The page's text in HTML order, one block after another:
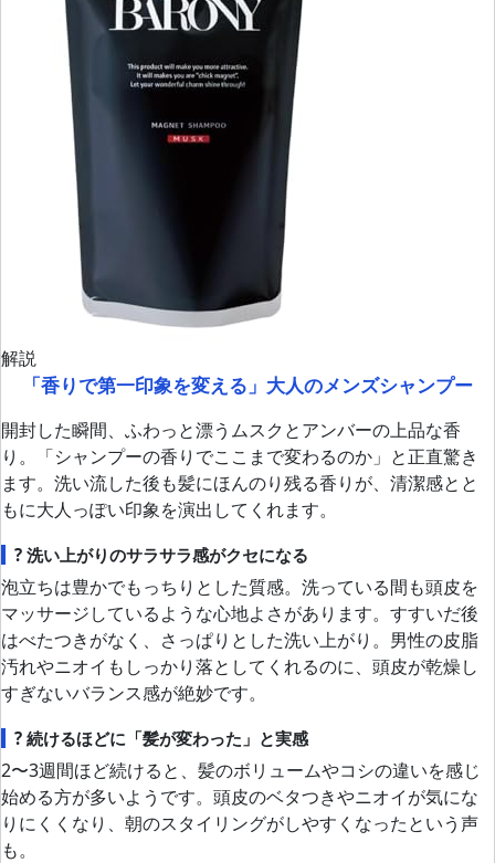
解説
「香りで第一印象を変える」大人のメンズシャンプー
開封した瞬間、ふわっと漂うムスクとアンバーの上品な香
り。「シャンプーの香りでここまで変わるのか」と正直驚き
ます。洗い流した後も髪にほんのり残る香りが、清潔感とと
もに大人っぽい印象を演出してくれます。
? 洗い上がりのサラサラ感がクセになる
泡立ちは豊かでもっちりとした質感。洗っている間も頭皮を
マッサージしているような心地よさがあります。すすいだ後
はべたつきがなく、さっぱりとした洗い上がり。男性の皮脂
汚れやニオイもしっかり落としてくれるのに、頭皮が乾燥し
すぎないバランス感が絶妙です。
? 続けるほどに「髪が変わった」と実感
2〜3週間ほど続けると、髪のボリュームやコシの違いを感じ
始める方が多いようです。頭皮のベタつきやニオイが気にな
りにくくなり、朝のスタイリングがしやすくなったという声
も。